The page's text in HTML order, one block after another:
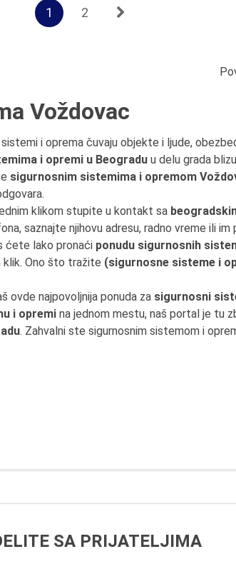
1 2
Voždovac
sistemi i oprema čuvaju objekte i ljude,
i opremi u Beogradu u delu grada
sigurnosnim sistemima i opremom
klikom stupite u kontakt sa
saznajte njihovu adresu, radno vreme ili im
ćete lako pronaći ponudu sigurnosnih
klik. Ono što tražite (sigurnosne sisteme i
ovde najpovoljnija ponuda za sigurnosni
i opremi na jednom mestu, naš portal je tu
. Zahvalni ste sigurnosnim sistemom i
SA PRIJATELJIMA